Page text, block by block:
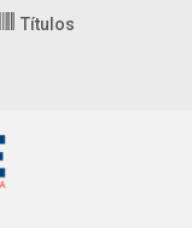
Títulos